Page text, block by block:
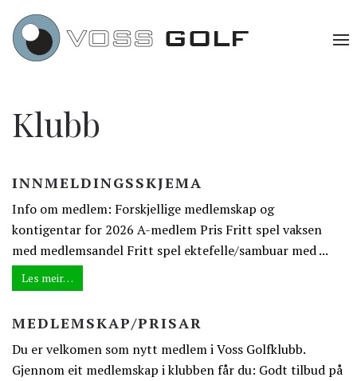
Klubb
INNMELDINGSSKJEMA
Info om medlem: Forskjellige medlemskap og
kontigentar for 2026 A-medlem Pris Fritt spel vaksen
med medlemsandel Fritt spel ektefelle/sambuar med ...
Les meir…
MEDLEMSKAP/PRISAR
Du er velkomen som nytt medlem i Voss Golfklubb.
Gjennom eit medlemskap i klubben får du: Godt tilbud på